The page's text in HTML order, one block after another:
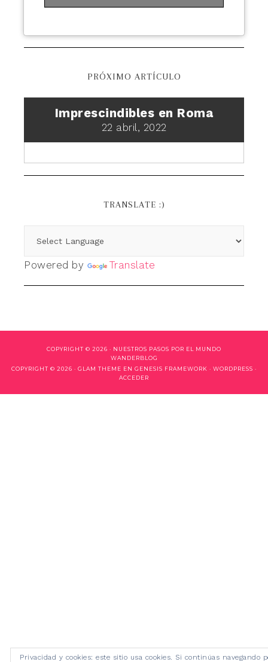
PRÓXIMO ARTÍCULO
Imprescindibles en Roma
22 abril, 2022
TRANSLATE :)
Powered by Translate
COPYRIGHT © 2026 · NUESTROS PASOS POR EL MUNDO
WANDERBLOG
COPYRIGHT © 2026 · GLAM THEME EN GENESIS FRAMEWORK · WORDPRESS ·
ACCEDER
Privacidad y cookies: este sitio usa cookies. Si continúas navegando